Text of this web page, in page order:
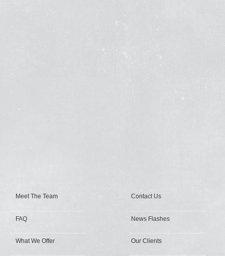
Meet The Team
FAQ
What We Offer
Contact Us
News Flashes
Our Clients